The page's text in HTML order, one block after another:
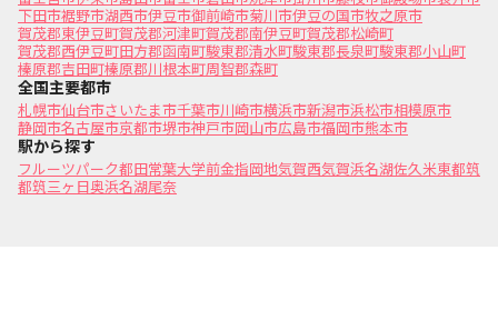
下田市裾野市湖西市伊豆市御前崎市菊川市伊豆の国市牧之原市
賀茂郡東伊豆町賀茂郡河津町賀茂郡南伊豆町賀茂郡松崎町
賀茂郡西伊豆町田方郡函南町駿東郡清水町駿東郡長泉町駿東郡小山町
榛原郡吉田町榛原郡川根本町周智郡森町
全国主要都市
札幌市仙台市さいたま市千葉市川崎市横浜市新潟市浜松市相模原市
静岡市名古屋市京都市堺市神戸市岡山市広島市福岡市熊本市
駅から探す
フルーツパーク都田常葉大学前金指岡地気賀西気賀浜名湖佐久米東都筑
都筑三ヶ日奥浜名湖尾奈